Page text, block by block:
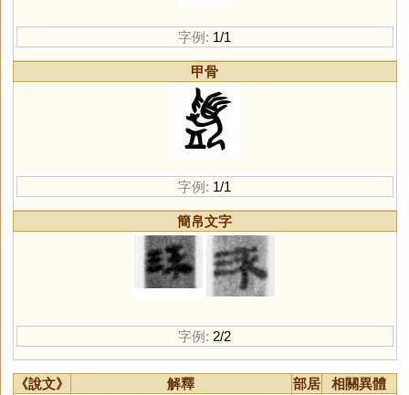
字例: 1/1
甲骨
字例: 1/1
簡帛文字
字例: 2/2
《說文》 解釋 部居
相關異體